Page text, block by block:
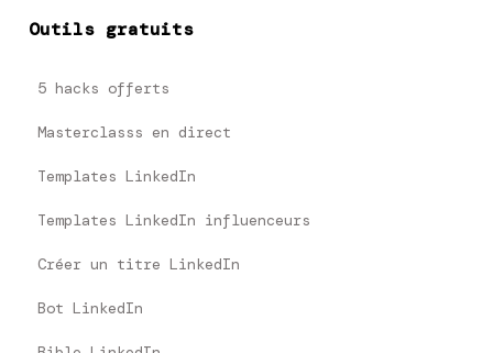
Outils gratuits
5 hacks offerts
Masterclasss en direct
Templates LinkedIn
Templates LinkedIn influenceurs
Créer un titre LinkedIn
Bot LinkedIn